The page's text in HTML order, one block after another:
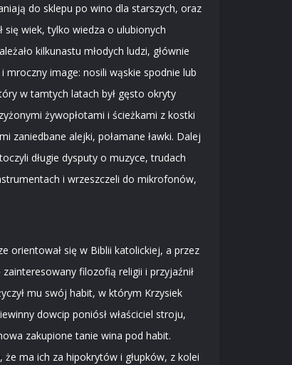
do sklepu po wino dla starszych, oraz
się wiek, tylko wiedza o ulubionych
kilkunastu młodych ludzi, głównie
mroczny image: nosili wąskie spodnie lub
w tamtych latach był gęsto okryty
żywopłotami i ścieżkami z kostki
zaniedbane alejki, połamane ławki. Dalej
długie dysputy o muzyce, trudach
i wrzeszczeli do mikrofonów,
orientował się w Biblii katolickiej, a przez
filozofią religii i przyjaźnił
mu swój habit, w którym Krzysiek
dowcip poniósł właściciel stroju,
zakupione tanie wina pod habit.
że ma ich za hipokrytów i głupków, z kolei